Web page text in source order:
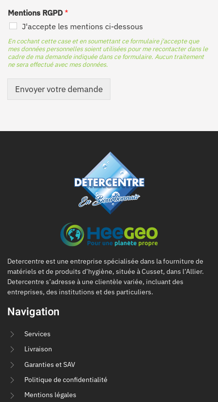
Mentions RGPD *
J'accepte les mentions ci-dessous
En cochant cette case et en soumettant ce formulaire j'accepte que
mes données personnelles soient utilisées pour me recontacter dans le
cadre de ma demande indiquée dans ce formulaire. Aucun traitement
ne sera effectué avec mes données.
Envoyer votre demande
Detercentre est une entreprise spécialisée dans la fourniture de
matériels et de produits d’hygiène, située à Cusset, dans l’Allier.
Detercentre s’adresse à une clientèle variée, incluant des
entreprises, des institutions et des particuliers.
Navigation
Services
Livraison
Garanties et SAV
Politique de confidentialité
Mentions légales